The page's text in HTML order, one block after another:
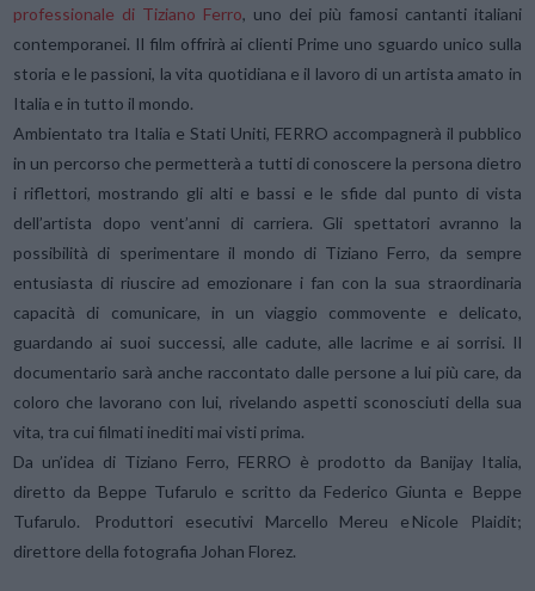
professionale di Tiziano Ferro, uno dei più famosi cantanti italiani
contemporanei. Il film offrirà ai clienti Prime uno sguardo unico sulla
storia e le passioni, la vita quotidiana e il lavoro di un artista amato in
Italia e in tutto il mondo.
Ambientato tra Italia e Stati Uniti, FERRO accompagnerà il pubblico
in un percorso che permetterà a tutti di conoscere la persona dietro
i riflettori, mostrando gli alti e bassi e le sfide dal punto di vista
dell’artista dopo vent’anni di carriera. Gli spettatori avranno la
possibilità di sperimentare il mondo di Tiziano Ferro, da sempre
entusiasta di riuscire ad emozionare i fan con la sua straordinaria
capacità di comunicare, in un viaggio commovente e delicato,
guardando ai suoi successi, alle cadute, alle lacrime e ai sorrisi. Il
documentario sarà anche raccontato dalle persone a lui più care, da
coloro che lavorano con lui, rivelando aspetti sconosciuti della sua
vita, tra cui filmati inediti mai visti prima.
Da un’idea di Tiziano Ferro, FERRO è prodotto da Banijay Italia,
diretto da Beppe Tufarulo e scritto da Federico Giunta e Beppe
Tufarulo. Produttori esecutivi Marcello Mereu e Nicole Plaidit;
direttore della fotografia Johan Florez.